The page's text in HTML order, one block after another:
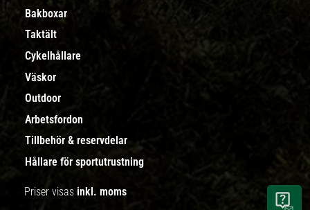
Bakboxar
Taktält
Cykelhållare
Väskor
Outdoor
Arbetsfordon
Tillbehör & reservdelar
Hållare för sportutrustning
Priser visas inkl. moms